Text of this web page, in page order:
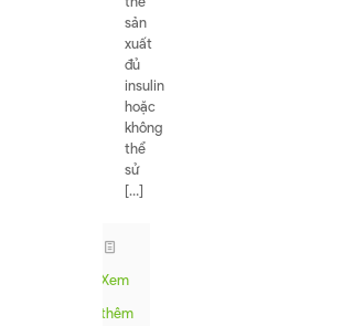
sản
xuất
đủ
insulin
hoặc
không
thể
sử
[…]
Xem
thêm